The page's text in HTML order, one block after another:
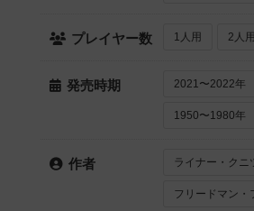
プレイヤー数 1人用 2人用
発売時期 2021〜2022年
1950〜1980年
作者 ライナー・クニ
フリードマン・